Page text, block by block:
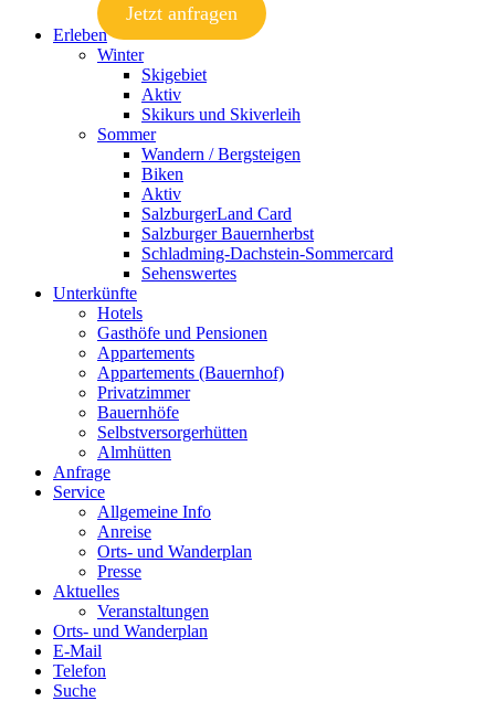
Jetzt anfragen
Erleben
Winter
Skigebiet
Aktiv
Skikurs und Skiverleih
Sommer
Wandern / Bergsteigen
Biken
Aktiv
SalzburgerLand Card
Salzburger Bauernherbst
Schladming-Dachstein-Sommercard
Sehenswertes
Unterkünfte
Hotels
Gasthöfe und Pensionen
Appartements
Appartements (Bauernhof)
Privatzimmer
Bauernhöfe
Selbstversorgerhütten
Almhütten
Anfrage
Service
Allgemeine Info
Anreise
Orts- und Wanderplan
Presse
Aktuelles
Veranstaltungen
Orts- und Wanderplan
E-Mail
Telefon
Suche